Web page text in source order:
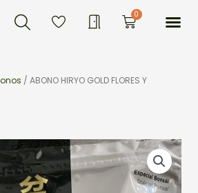
Buscar 0Carrito
/ ABONO HIRYO GOLD FLORES Y